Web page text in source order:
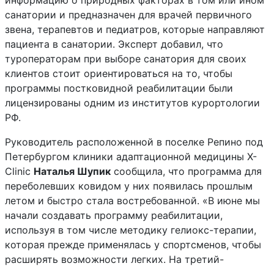
санатории и предназначен для врачей первичного
звена, терапевтов и педиатров, которые направляют
пациента в санатории. Эксперт добавил, что
туроператорам при выборе санатория для своих
клиентов стоит ориентироваться на то, чтобы
программы постковидной реабилитации были
лицензированы одним из институтов курортологии
РФ.
Руководитель расположенной в поселке Репино под
Петербургом клиники адаптационной медицины X-
Clinic Наталья Шупик сообщила, что программа для
переболевших ковидом у них появилась прошлым
летом и быстро стала востребованной. «В июне мы
начали создавать программу реабилитации,
используя в том числе методику гелиокс-терапии,
которая прежде применялась у спортсменов, чтобы
расширять возможности легких. На третий-